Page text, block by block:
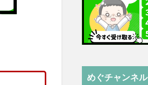
めぐチャンネル